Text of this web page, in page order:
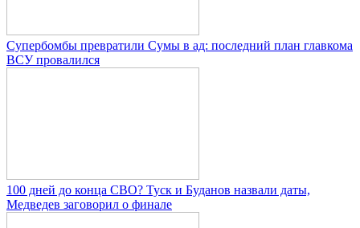
Супербомбы превратили Сумы в ад: последний план главкома
ВСУ провалился
100 дней до конца СВО? Туск и Буданов назвали даты,
Медведев заговорил о финале